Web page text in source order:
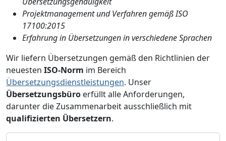
Projektmanagement und Verfahren gemäß ISO
17100:2015
Erfahrung in Übersetzungen in verschiedene Sprachen
Wir liefern Übersetzungen gemäß den Richtlinien der
neuesten ISO-Norm im Bereich
Übersetzungsdienstleistungen. Unser
Übersetzungsbüro erfüllt alle Anforderungen,
darunter die Zusammenarbeit ausschließlich mit
qualifizierten Übersetzern.